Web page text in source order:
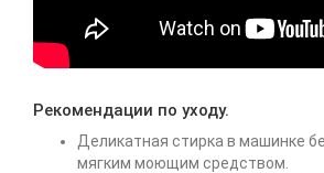
Рекомендации по уходу.
Деликатная стирка в машинке
мягким моющим средством.